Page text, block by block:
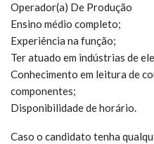
Operador(a) De Produção
Ensino médio completo;
Experiência na função;
Ter atuado em indústrias de
Conhecimento em leitura de
componentes;
Disponibilidade de horário.
Caso o candidato tenha